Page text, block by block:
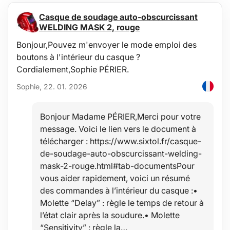
Format compact de l'appareil
L'appareil ne nécessite aucune batterie et n'exige pas de montage
Grande fiabilité de fonctionnement et longue durée de vie
Faible écart et grande précision de mesure
Boîtier en alliage d'aluminium spécial, léger et résistant
Nécessite pratiquement aucun entretien
Partie de l'appareil recouverte d'une protection souple en
La mesure au réfractomètre est très simple : il suffit de déposer
une goutte de l'échantillon sur le prisme optique incliné de
l'appareil, de refermer la plaque de couverture du prisme (le
liquide se répartit), de regarder vers une source lumineuse dans
l'oculaire de l'appareil, éventuellement d'ajuster la mise au point, et
de lire la valeur de la teneur en sucre (%) sur l'échelle
correspondante. Dans le champ de vision, on lit immédiatement
la valeur selon la frontière entre la partie éclairée et la partie non
éclairée. Grande échelle bien lisible pour la teneur en sucre en % (0
– 32 % Brix) avec possibilité d'affiner la mise au point de l'échelle.
Contenu de l'emballage :
1 réfractomètre pour la mesure de la teneur en sucre
Casque de soudage auto-obscurcissant
WELDING MASK 2, rouge
Bonjour,Pouvez m'envoyer le mode emploi des
boutons à l'intérieur du casque ?
Cordialement,Sophie PÉRIER.
Sophie, 22. 01. 2026
Bonjour Madame PÉRIER,Merci pour votre
message. Voici le lien vers le document à
télécharger : https://www.sixtol.fr/casque-
de-soudage-auto-obscurcissant-welding-
mask-2-rouge.html#tab-documentsPour
vous aider rapidement, voici un résumé
des commandes à l’intérieur du casque :•
Molette “Delay” : règle le temps de retour à
l’état clair après la soudure.• Molette
“Sensitivity” : règle la…